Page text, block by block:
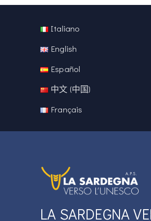
Italiano
English
Español
中文 (中国)
Français
LA SARDEGNA